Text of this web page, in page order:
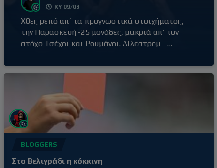
ΚΥ 09/08
Χθες ρεπό απ’ τα προγνωστικά στοιχήματος,
την Παρασκευή -25 μονάδες, μακριά απ’ τον
στόχο Τσέχοι και Ρουμάνοι. Λίλεστρομ –
Λίλεστρομ και δύο σερί ήττες από τις ‘’μεγάλες’’
την Μπραν την περασμένη αγωνιστική
BLOGGERS
Στο Βελιγράδι η κόκκινη